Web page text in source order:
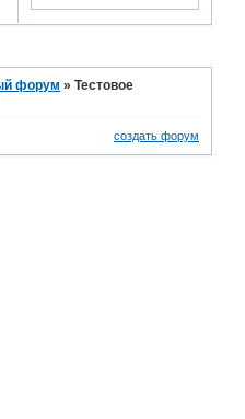
форум »Тестовое
создать форум